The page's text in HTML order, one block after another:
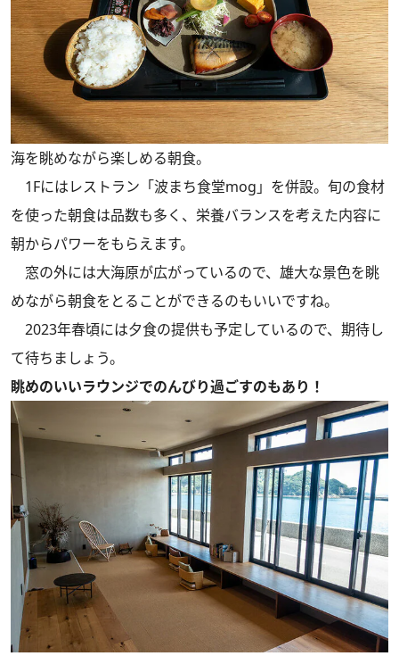
海を眺めながら楽しめる朝食。
1Fにはレストラン「波まち食堂mog」を併設。旬の食材
を使った朝食は品数も多く、栄養バランスを考えた内容に
朝からパワーをもらえます。
窓の外には大海原が広がっているので、雄大な景色を眺
めながら朝食をとることができるのもいいですね。
2023年春頃には夕食の提供も予定しているので、期待し
て待ちましょう。
眺めのいいラウンジでのんびり過ごすのもあり！